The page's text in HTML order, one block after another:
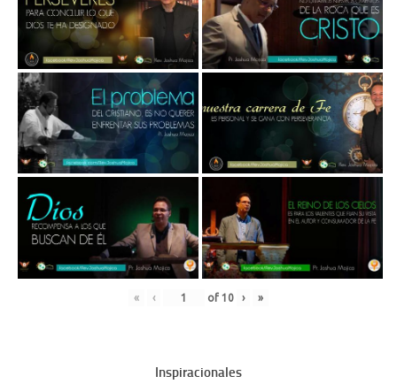
« ‹ of 10 › »
Inspiracionales